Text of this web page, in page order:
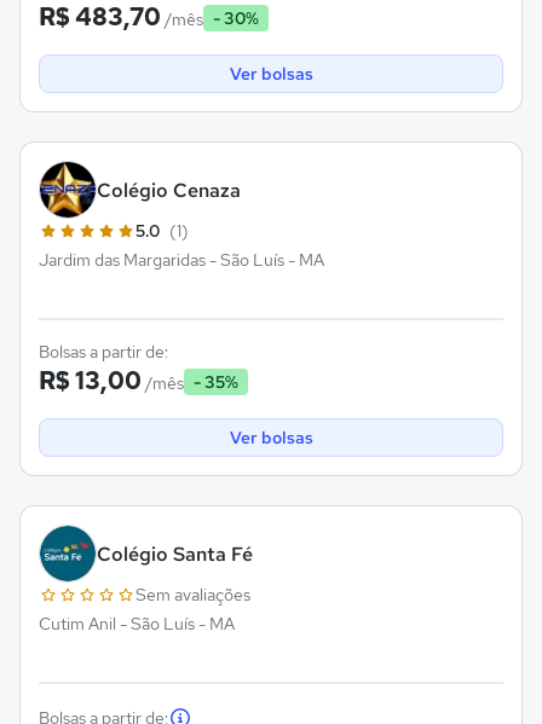
R$ 483,70 /mês - 30%
Ver bolsas
Colégio Cenaza
5.0 (1)
Jardim das Margaridas - São Luís - MA
Bolsas a partir de:
R$ 13,00 /mês - 35%
Ver bolsas
Colégio Santa Fé
Sem avaliações
Cutim Anil - São Luís - MA
Bolsas a partir de: